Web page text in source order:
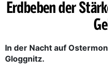
Erdbeben der
In der Nacht auf
Gloggnitz.